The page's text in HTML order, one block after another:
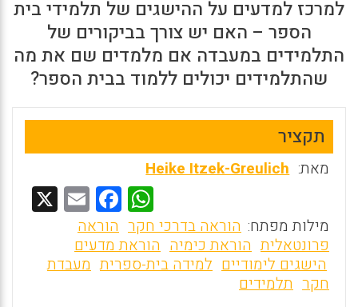
למרכז למדעים על ההישגים של תלמידי בית
הספר – האם יש צורך בביקורים של
התלמידים במעבדה אם מלמדים שם את מה
שהתלמידים יכולים ללמוד בבית הספר?
תקציר
מאת: Heike Itzek-Greulich
W
h
at
s
F
a
ce
b
E
m
l
מילות מפתח: הוראה בדרכי חקר הוראה
פרונטאלית הוראת כימיה הוראת מדעים
הישגים לימודיים למידה בית-ספרית מעבדת
חקר תלמידים